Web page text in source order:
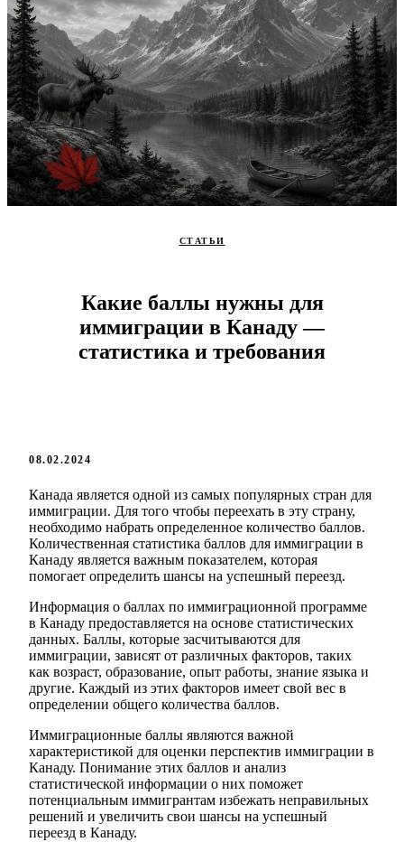
СТАТЬИ
Какие баллы нужны для
иммиграции в Канаду —
статистика и требования
08.02.2024
Канада является одной из самых популярных стран для
иммиграции. Для того чтобы переехать в эту страну,
необходимо набрать определенное количество баллов.
Количественная статистика баллов для иммиграции в
Канаду является важным показателем, которая
помогает определить шансы на успешный переезд.
Информация о баллах по иммиграционной программе
в Канаду предоставляется на основе статистических
данных. Баллы, которые засчитываются для
иммиграции, зависят от различных факторов, таких
как возраст, образование, опыт работы, знание языка и
другие. Каждый из этих факторов имеет свой вес в
определении общего количества баллов.
Иммиграционные баллы являются важной
характеристикой для оценки перспектив иммиграции в
Канаду. Понимание этих баллов и анализ
статистической информации о них поможет
потенциальным иммигрантам избежать неправильных
решений и увеличить свои шансы на успешный
переезд в Канаду.